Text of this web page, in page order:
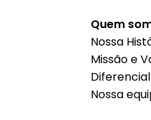
Quem
Nossa
Missão e
Diferencial
Nossa